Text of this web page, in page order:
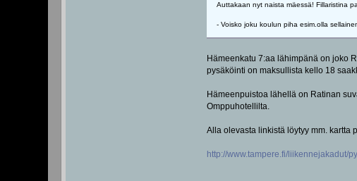
Auttakaan nyt naista mäessä! Fillaristina
- Voisko joku koulun piha esim.olla
Hämeenkatu 7:aa lähimpänä on joko
pysäköinti on maksullista kello 18
Hämeenpuistoa lähellä on Ratinan
Omppuhotellilta.
Alla olevasta linkistä löytyy mm. kartta
http://www.tampere.fi/liikennejakadut/